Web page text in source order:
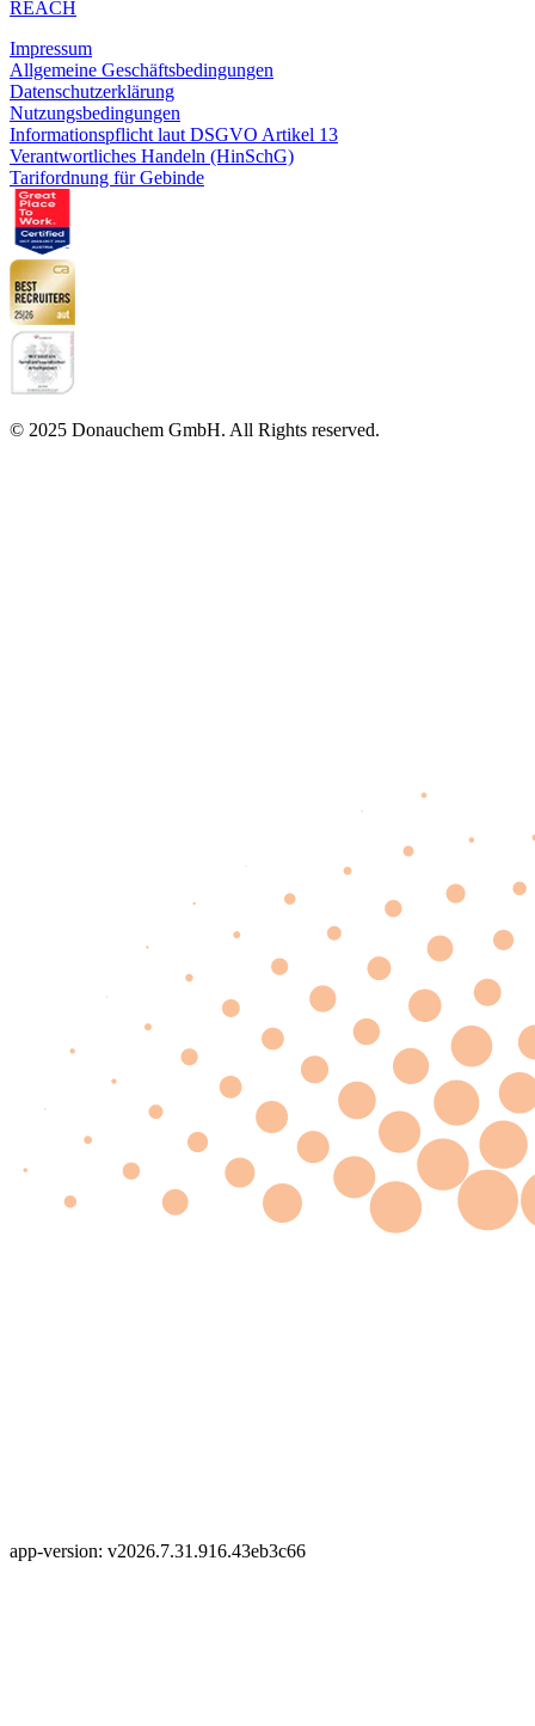
REACH
Impressum
Allgemeine Geschäftsbedingungen
Datenschutzerklärung
Nutzungsbedingungen
Informationspflicht laut DSGVO Artikel 13
Verantwortliches Handeln (HinSchG)
Tarifordnung für Gebinde
© 2025 Donauchem GmbH. All Rights reserved.
app-version: v2026.7.31.916.43eb3c66